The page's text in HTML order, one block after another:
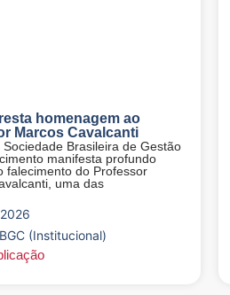
homenagem ao
Marcos Cavalcanti
Sociedade Brasileira de Gestão
manifesta profundo
falecimento do Professor
uma das
(Institucional)